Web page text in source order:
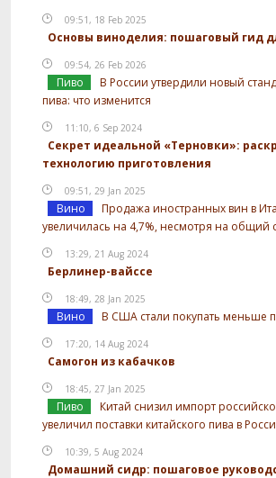
09:51, 18 Feb 2025
Основы виноделия: пошаговый гид
09:54, 26 Feb 2026
Пиво
В России утвердили новый
пива: что изменится
11:10, 6 Sep 2024
Секрет идеальной «Терновки»:
технологию приготовления
09:51, 29 Jan 2025
Вино
Продажа иностранных вин в
увеличилась на 4,7%, несмотря на общий
13:29, 21 Aug 2024
Берлинер-вайссе
18:49, 28 Jan 2025
Вино В США стали покупать меньше
17:20, 14 Aug 2024
Самогон из кабачков
18:45, 27 Jan 2025
Пиво
Китай снизил импорт
увеличил поставки китайского пива в
10:39, 5 Aug 2024
Домашний сидр: пошаговое